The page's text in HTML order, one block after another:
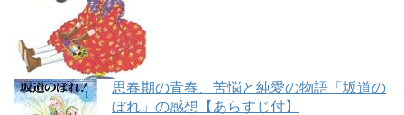
思春期の青春、苦悩と純愛の物語「坂道の
ぼれ」の感想【あらすじ付】